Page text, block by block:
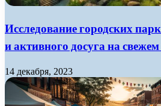
Исследование городских
и активного досуга на
14 декабря, 2023